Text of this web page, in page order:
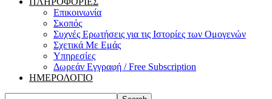
Επικοινωνία
Σκοπός
Συχνές Ερωτήσεις για τις Ιστορίες των Ομογενών
Σχετικά Με Εμάς
Υπηρεσίες
Δωρεάν Εγγραφή / Free Subscription
ΗΜΕΡΟΛΟΓΙΟ